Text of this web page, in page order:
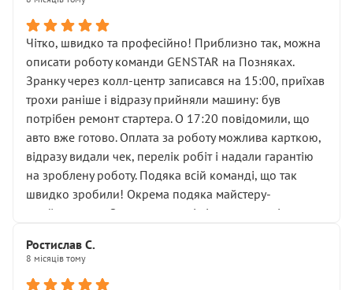
спроба продати дорогий вузол замість елементарних
ущільнювачів.
Що прикро — це не перший мій візит. Раніше міняв у
вас стартер, і тоді сервіс наче справив хороше
враження. Але згодом знайшов декілька гайок під
лобовим склом. Мені пояснили, що це “старі гайки, які
відкручували”, і попросили не хвилюватися. ( надіюсь
новий власник, не застяг в полі))
Але після нинішнього візиту такі дрібниці вже не
здаються дрібницями.
Я — клієнт, який працює на довірі, і саме її цей сервіс
Хотілося б більше:
• належної уваги до авто
• прозорості в роботах і рахунках
Чітко, швидко та професійно! Приблизно так, можна
описати роботу команди GENSTAR на Позняках.
Зранку через колл-центр записався на 15:00, приїхав
трохи раніше і відразу прийняли машину: був
потрібен ремонт стартера. О 17:20 повідомили, що
авто вже готово. Оплата за роботу можлива карткою,
відразу видали чек, перелік робіт і надали гарантію
на зроблену роботу. Подяка всій команді, що так
швидко зробили! Окрема подяка майстеру-
приймальнику Олександру: всі чітко та по суті.
звертатися до цього автосервісу.
Ростислав С.
8 місяців тому